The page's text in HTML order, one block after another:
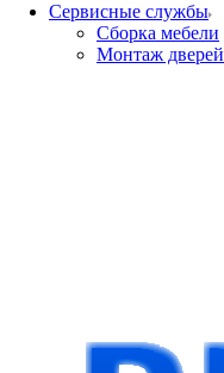
Сервисные службы
Сборка мебели
Монтаж дверей